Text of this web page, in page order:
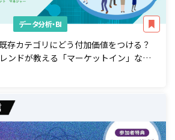
データ分析・BI
存カテゴリにどう付加価値をつける？
ンドが教える「マーケットイン」な商